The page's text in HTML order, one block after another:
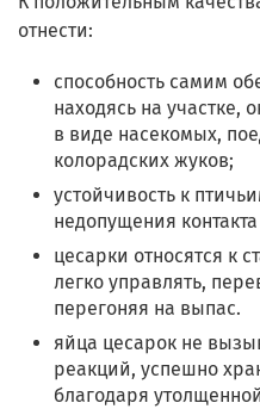
отнести:
способность самим
находясь на участке,
в виде насекомых,
колорадских жуков;
устойчивость к
недопущения
цесарки относятся к
легко управлять,
перегоняя на выпас.
яйца цесарок не
реакций, успешно
благодаря